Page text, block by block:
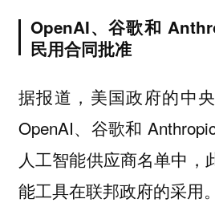
OpenAI、谷歌和
民用合同批准
据报道，美国政府的中
OpenAI、谷歌和
人工智能供应商名单中，
能工具在联邦政府的采用